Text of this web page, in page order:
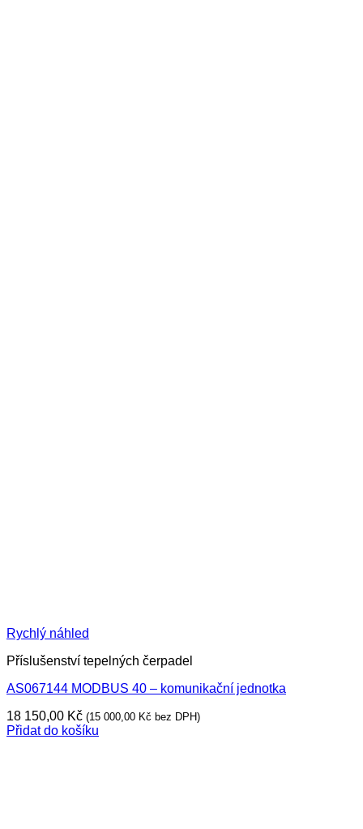
Rychlý náhled
Příslušenství tepelných čerpadel
AS067144 MODBUS 40 – komunikační jednotka
18 150,00 Kč (15 000,00 Kč bez DPH)
Přidat do košíku